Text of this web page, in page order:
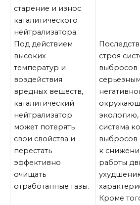
старение и износ
каталитического
нейтрализатора.
Под действием
высоких
температур и
воздействия
вредных веществ,
каталитический
нейтрализатор
может потерять
свои свойства и
перестать
эффективно
очищать
отработанные газы.
строя
выбросов
система
выбросов
к
работы
Кроме